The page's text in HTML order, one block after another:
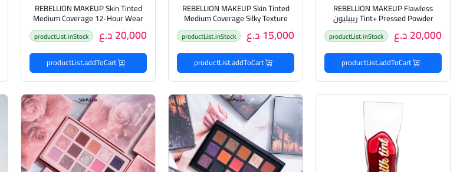
REBELLION MAKEUP Flawless
Tint+ Pressed Powder ريبيليون
ميكاب باودر مضغوط للبشرة
20,000 د.ع productList.inStock
productList.addToCart
REBELLION MAKEUP Skin Tinted
Medium Coverage Silky Texture
Waterproof Wear Concealer 3.3g
ريبيليون ميكاب كونسيلر بتغطية
15,000 د.ع productList.inStock
productList.addToCart
REBELLION MAKEUP Skin Tinted
Medium Coverage 12-Hour Wear
Foundation 30ml ريبيليون ميكاب
كريم أساس بتغطية متوسطة
20,000 د.ع productList.inStock
productList.addToCart